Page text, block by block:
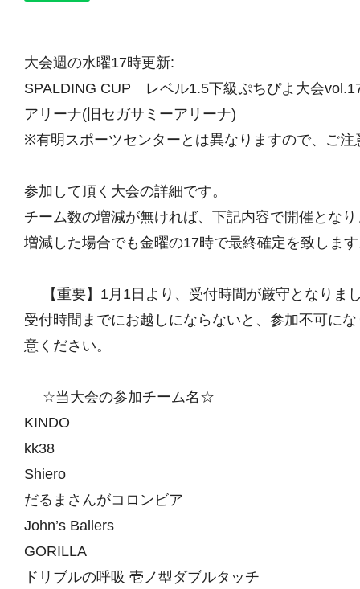
大会週の水曜17時更新:
SPALDING CUP レベル1.5下級ぷちぴよ大会
アリーナ(旧セガサミーアリーナ)
※有明スポーツセンターとは異なりますので、ご注
参加して頂く大会の詳細です。
チーム数の増減が無ければ、下記内容で開催とな
増減した場合でも金曜の17時で最終確定を致しま
【重要】1月1日より、受付時間が厳守となり
受付時間までにお越しにならないと、参加不可に
意ください。
☆当大会の参加チーム名☆
KINDO
kk38
Shiero
だるまさんがコロンビア
John’s Ballers
GORILLA
ドリブルの呼吸 壱ノ型ダブルタッチ